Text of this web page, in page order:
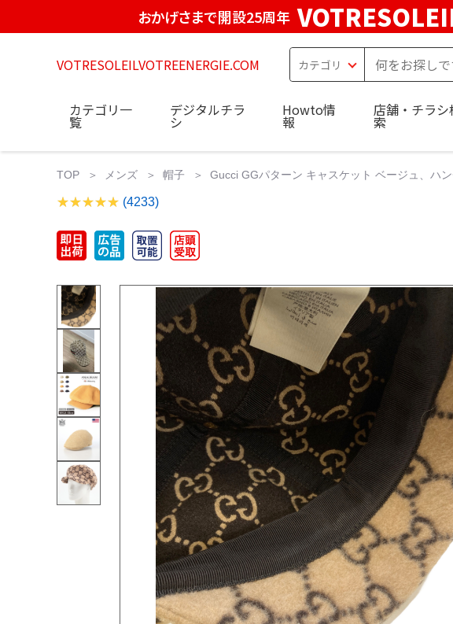
おかげさまで開設25周年
VOTRESOLEILVOTREENERGIE.COM
カテゴリ一
覧
デジタルチラ
シ
Howto情
報
店舗・チラシ
索
TOP メンズ 帽子 Gucci GGパターン キャスケット ベージュ、ハ
(4233)